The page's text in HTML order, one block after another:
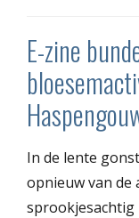
E-zine
In de lente
opnieuw van de
sprookjesachtig